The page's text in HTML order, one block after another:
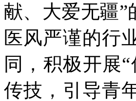
献、大爱无疆
医风严谨的行
同，积极开展
传技，引导青